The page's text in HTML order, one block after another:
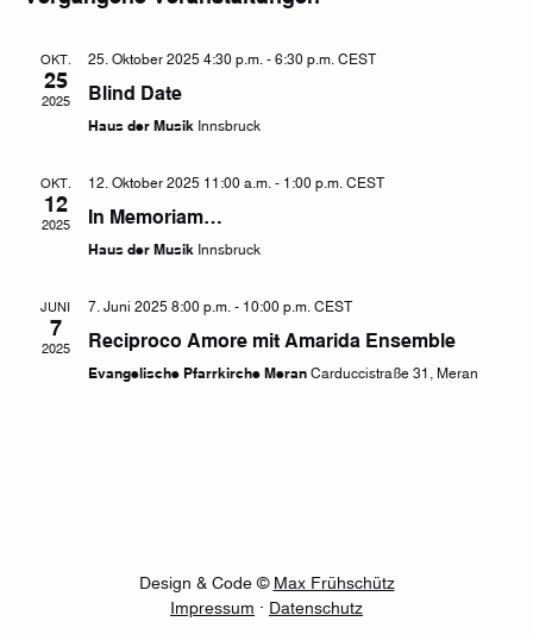
OKT.
25
2025
25. Oktober 2025 4:30 p.m.- 6:30 p.m. CEST
Blind Date
Haus der Musik Innsbruck
OKT.
12
2025
12. Oktober 2025 11:00 a.m.- 1:00 p.m. CEST
In Memoriam…
Haus der Musik Innsbruck
JUNI
7
2025
7. Juni 2025 8:00 p.m.- 10:00 p.m. CEST
Reciproco Amore mit Amarida Ensemble
Evangelische Pfarrkirche Meran Carduccistraße 31, Meran
Design & Code © Max Frühschütz
Impressum · Datenschutz